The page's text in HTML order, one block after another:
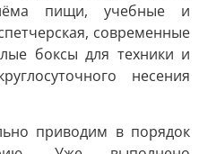
пищи, учебные и
современные
боксы для техники и
несения
приводим в порядок